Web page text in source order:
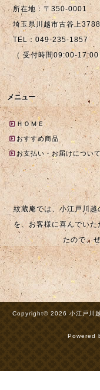
所在地：〒350-0001
埼玉県川越市古谷上
TEL：049-235-1857
（ 受付時間09:00-17:00
メニュー
ＨＯＭＥ
おすすめ商品
お支払い・お届けについ
紋蔵庵では、小江戸川
を、お客様に喜んでい
たので、
Copyright© 2026 小江戸川
Powered